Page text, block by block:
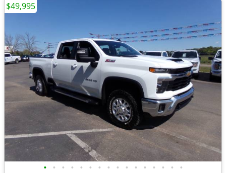
• • • • • • • • • • • • • • • •
$49,995